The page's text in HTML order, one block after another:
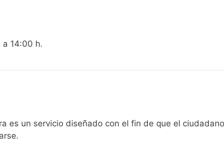
a 14:00 h.
es un servicio diseñado con el fin de que el